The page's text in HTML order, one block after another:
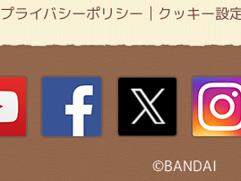
プライバシーポリシー クッキー設
©BANDAI